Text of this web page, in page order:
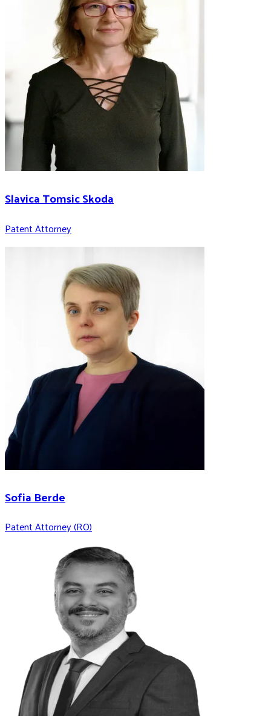
Slavica Tomsic Skoda
Patent Attorney
Sofia Berde
Patent Attorney (RO)